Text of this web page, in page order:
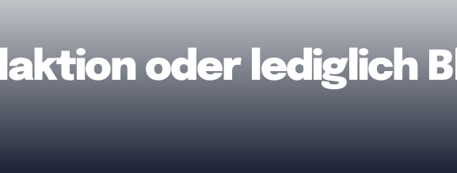
oder lediglich